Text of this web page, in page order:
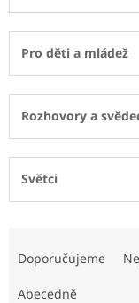
Pro děti a mládež
Rozhovory a
Světci
Doporučujeme
Abecedně